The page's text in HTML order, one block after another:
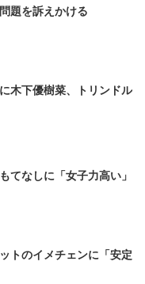
題を訴えかける
木下優樹菜、トリンドル
てなしに「女子力高い」
トのイメチェンに「安定